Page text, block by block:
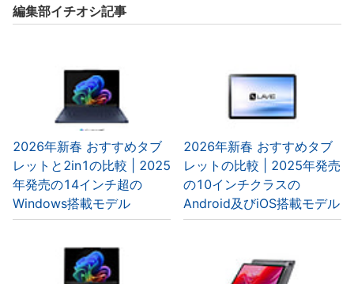
編集部イチオシ記事
2026年新春 おすすめタブ
レットと2in1の比較 | 2025
年発売の14インチ超の
Windows搭載モデル
2026年新春 おすすめタブ
レットの比較 | 2025年発売
の10インチクラスの
Android及びiOS搭載モデル